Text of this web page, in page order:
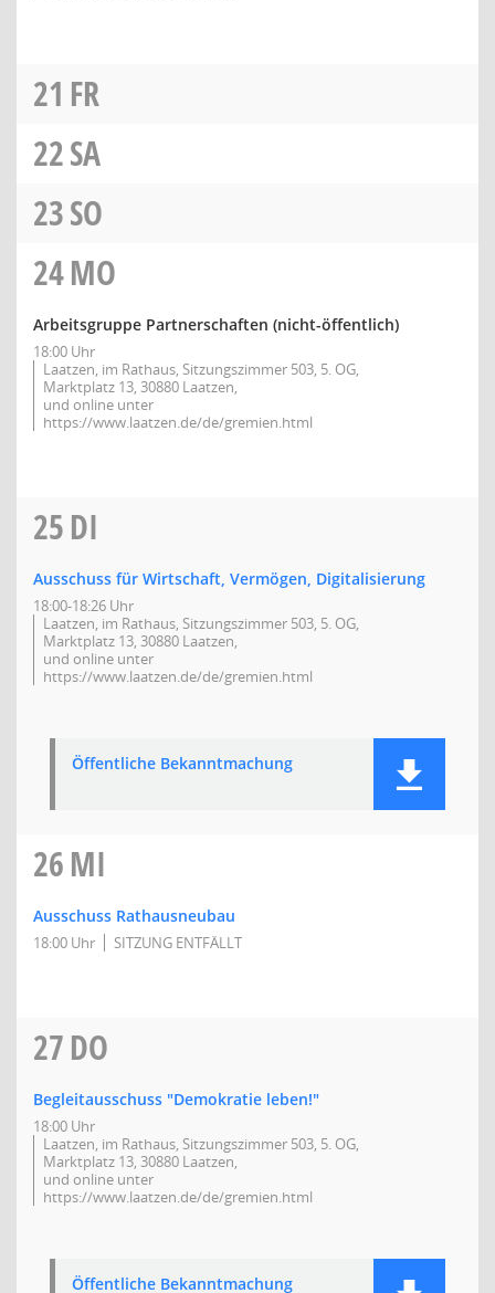
21 FR
22SA
23SO
24MO
Arbeitsgruppe Partnerschaften (nicht-öffentlich)
18:00 Uhr
Laatzen, im Rathaus, Sitzungszimmer 503, 5. OG,
Marktplatz 13, 30880 Laatzen,
und online unter
https://www.laatzen.de/de/gremien.html
25DI
Ausschuss für Wirtschaft, Vermögen, Digitalisierung
18:00-18:26 Uhr
Laatzen, im Rathaus, Sitzungszimmer 503, 5. OG,
Marktplatz 13, 30880 Laatzen,
und online unter
https://www.laatzen.de/de/gremien.html
Öffentliche Bekanntmachung
26MI
Ausschuss Rathausneubau
18:00 Uhr SITZUNG ENTFÄLLT
27DO
Begleitausschuss "Demokratie leben!"
18:00 Uhr
Laatzen, im Rathaus, Sitzungszimmer 503, 5. OG,
Marktplatz 13, 30880 Laatzen,
und online unter
https://www.laatzen.de/de/gremien.html
Öffentliche Bekanntmachung